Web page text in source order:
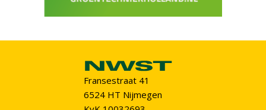
Fransestraat 41
6524 HT Nijmegen